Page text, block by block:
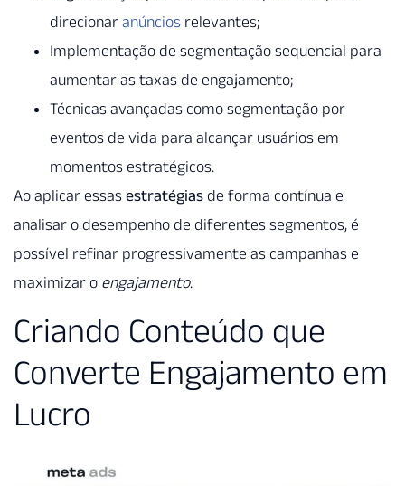
direcionar anúncios relevantes;
Implementação de segmentação sequencial para
aumentar as taxas de engajamento;
Técnicas avançadas como segmentação por
eventos de vida para alcançar usuários em
momentos estratégicos.
Ao aplicar essas estratégias de forma contínua e
analisar o desempenho de diferentes segmentos, é
possível refinar progressivamente as campanhas e
maximizar o engajamento.
Criando Conteúdo que
Converte Engajamento em
Lucro